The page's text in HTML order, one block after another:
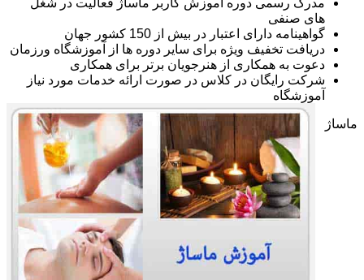
مدرک رسمی دوره آموزش کاربر ماساژ فعالیت در شغل
های صنفی
گواهینامه دارای اعتبار در بیش از 150 کشور جهان
دریافت تخفیف ویژه برای سایر دوره ها از آموزشگاه ورزمان
دعوت به همکاری از هنرجویان برتر برای همکاری
شرکت رایگان در کلاس در صورت ارائه خدمات مورد نیاز
آموزشگاه
ماساژ